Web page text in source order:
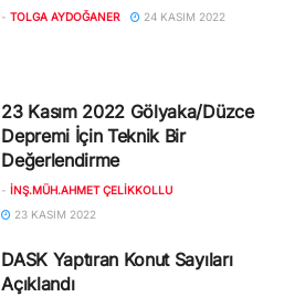
- TOLGA AYDOĞANER 24 KASIM 2022
23 Kasım 2022 Gölyaka/Düzce
Depremi İçin Teknik Bir
Değerlendirme
- İNŞ.MÜH.AHMET ÇELIKKOLLU
23 KASIM 2022
DASK Yaptıran Konut Sayıları
Açıklandı